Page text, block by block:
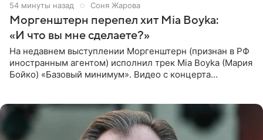
54 минуты назад Соня Жарова
Моргенштерн перепел хит Mia Boyka:
«И что вы мне сделаете?»
На недавнем выступлении Моргенштерн (признан в РФ
иностранным агентом) исполнил трек Mia Boyka (Мария
Бойко) «Базовый минимум». Видео с концерта